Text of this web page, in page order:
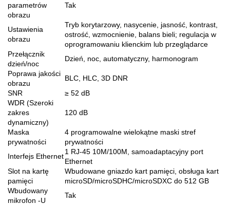
parametrów
obrazu
Tak
Ustawienia
obrazu
Tryb korytarzowy, nasycenie, jasność, kontrast,
ostrość, wzmocnienie, balans bieli; regulacja w
oprogramowaniu klienckim lub przeglądarce
Przełącznik
dzień/noc
Dzień, noc, automatyczny, harmonogram
Poprawa jakości
obrazu
BLC, HLC, 3D DNR
SNR
≥ 52 dB
WDR (Szeroki
zakres
dynamiczny)
120 dB
Maska
prywatności
4 programowalne wielokątne maski stref
prywatności
Interfejs Ethernet
1 RJ-45 10M/100M, samoadaptacyjny port
Ethernet
Slot na kartę
pamięci
Wbudowane gniazdo kart pamięci, obsługa kart
microSD/microSDHC/microSDXC do 512 GB
Wbudowany
mikrofon -U
Tak